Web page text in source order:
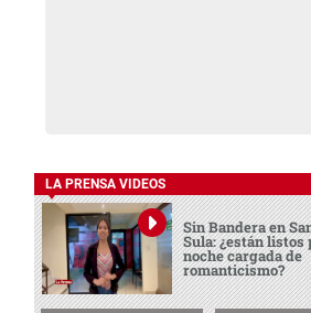
LA PRENSA VIDEOS
Sin Bandera en
Sula: ¿están listos
noche cargada de
romanticismo?